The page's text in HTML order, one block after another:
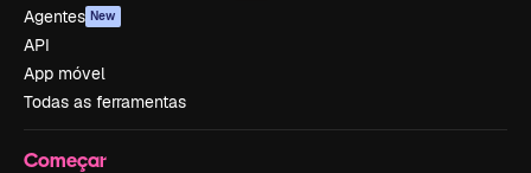
Agentes New
API
App móvel
Todas as ferramentas
Começar